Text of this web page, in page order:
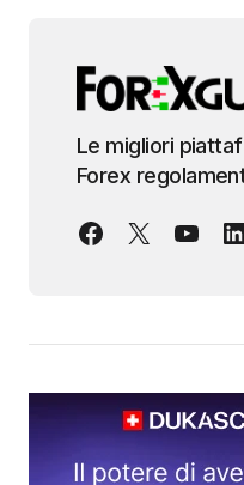
Le migliori
Forex